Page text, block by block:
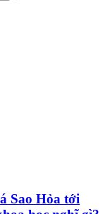
Sao Hỏa tới